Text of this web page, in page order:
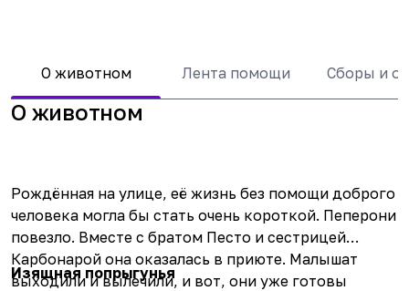
О животном Лента помощи Сборы и
О животном
Рождённая на улице, её жизнь без помощи доброго
человека могла бы стать очень короткой. Пеперони
повезло. Вместе с братом Песто и сестрицей
Карбонарой она оказалась в приюте. Малышат
выходили и вылечили, и вот, они уже готовы
Изящная попрыгунья